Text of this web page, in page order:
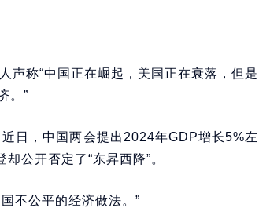
声称“中国正在崛起，美国正在衰落，但是
。”
日，中国两会提出2024年GDP增长5%左
公开否定了“东昇西降”。
不公平的经济做法。”